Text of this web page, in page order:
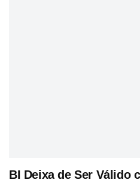
BI Deixa de Ser Válido